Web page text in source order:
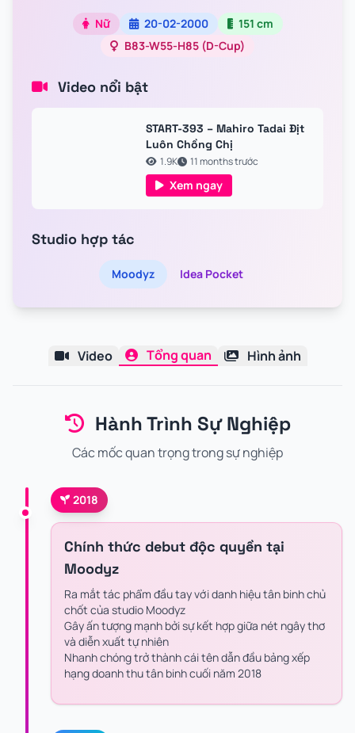
Nữ 20-02-2000
151 cm
B83-W55-H85 (D-Cup)
Video nổi bật
START-393 – Mahiro Tadai Địt
Luôn Chồng Chị
1.9K 11 months trước
Xem ngay
Studio hợp tác
Moodyz Idea Pocket
Video Tổng quan Hình ảnh
Hành Trình Sự Nghiệp
Các mốc quan trọng trong sự nghiệp
2018
Chính thức debut độc quyền tại
Moodyz
Ra mắt tác phẩm đầu tay với danh hiệu tân binh chủ
chốt của studio Moodyz
Gây ấn tượng mạnh bởi sự kết hợp giữa nét ngây thơ
và diễn xuất tự nhiên
Nhanh chóng trở thành cái tên dẫn đầu bảng xếp
hạng doanh thu tân binh cuối năm 2018